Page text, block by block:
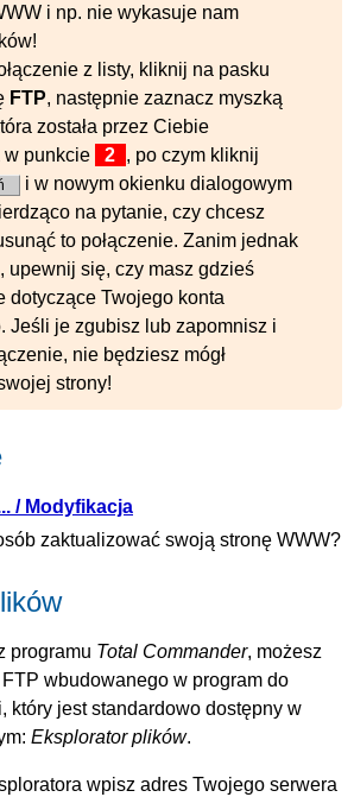
i np. nie wykasuje nam
z listy, kliknij na pasku
FTP, następnie zaznacz myszką
została przez Ciebie
punkcie
2 , po czym kliknij
i w nowym okienku dialogowym
na pytanie, czy chcesz
to połączenie. Zanim jednak
upewnij się, czy masz gdzieś
dotyczące Twojego konta
Jeśli je zgubisz lub zapomnisz i
nie będziesz mógł
strony!
/ Modyfikacja
zaktualizować swoją stronę WWW?
programu Total Commander, możesz
wbudowanego w program do
który jest standardowo dostępny w
Eksplorator plików.
wpisz adres Twojego serwera